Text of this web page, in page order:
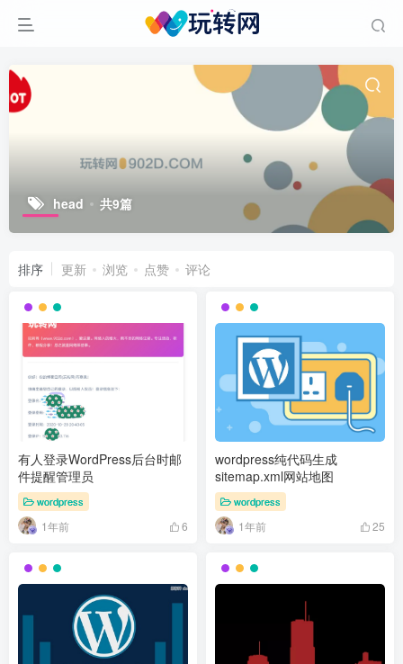
head 共9篇
排序 更新 浏览 点赞 评论
有人登录WordPress后台时邮
件提醒管理员
wordpress
1年前 6
wordpress纯代码生成
sitemap.xml网站地图
wordpress
1年前 25